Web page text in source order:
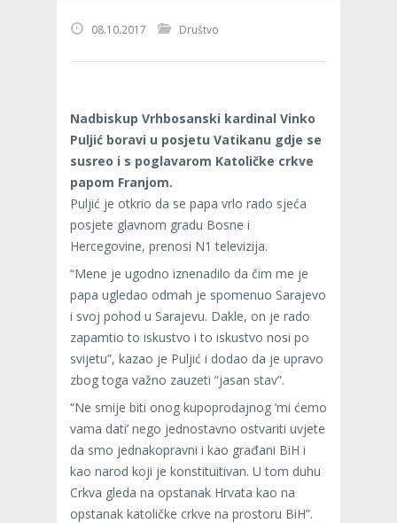
08.10.2017 Društvo
Nadbiskup Vrhbosanski kardinal Vinko
Puljić boravi u posjetu Vatikanu gdje se
susreo i s poglavarom Katoličke crkve
papom Franjom.
Puljić je otkrio da se papa vrlo rado sjeća
posjete glavnom gradu Bosne i
Hercegovine, prenosi N1 televizija.
“Mene je ugodno iznenadilo da čim me je
papa ugledao odmah je spomenuo Sarajevo
i svoj pohod u Sarajevu. Dakle, on je rado
zapamtio to iskustvo i to iskustvo nosi po
svijetu”, kazao je Puljić i dodao da je upravo
zbog toga važno zauzeti “jasan stav”.
“Ne smije biti onog kupoprodajnog ‘mi ćemo
vama dati’ nego jednostavno ostvariti uvjete
da smo jednakopravni i kao građani BiH i
kao narod koji je konstituitivan. U tom duhu
Crkva gleda na opstanak Hrvata kao na
opstanak katoličke crkve na prostoru BiH”.